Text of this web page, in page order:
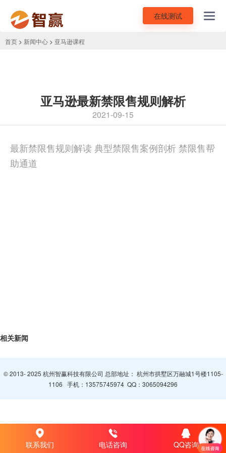
在线测试
首页 > 新闻中心 > 亚马逊课程
亚马逊最新禁限售规则解析
2021-09-15
最新禁限售规则解读 典型禁限售案例剖析 禁限售帮
助通道
相关新闻
© 2013- 2025 杭州智赢科技有限公司 总部地址： 杭州市拱墅区万融城1号楼1105-
1106 手机： 13575745974 QQ： 3065094296
联系我们 电话咨询 QQ咨询